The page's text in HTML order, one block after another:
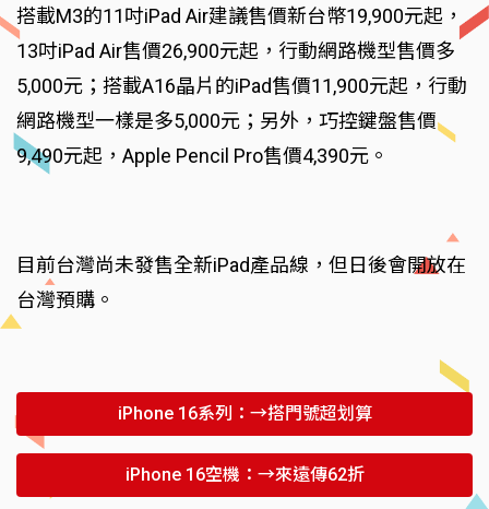
搭載M3的11吋iPad Air建議售價新台幣19,900元起，
13吋iPad Air售價26,900元起，行動網路機型售價多
5,000元；搭載A16晶片的iPad售價11,900元起，行動
網路機型一樣是多5,000元；另外，巧控鍵盤售價
9,490元起，Apple Pencil Pro售價4,390元。
目前台灣尚未發售全新iPad產品線，但日後會開放在
台灣預購。
iPhone 16系列：→搭門號超划算
iPhone 16空機：→來遠傳62折